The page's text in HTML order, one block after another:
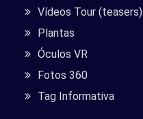
Vídeos Tour (teasers)
Plantas
Óculos VR
Fotos 360
Tag Informativa